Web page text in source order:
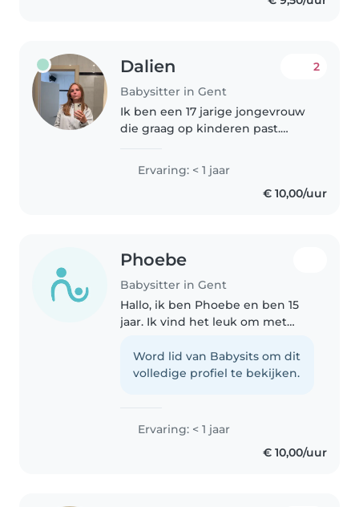
Dalien
Babysitter in Gent
2
Ik ben een 17 jarige jongevrouw
die graag op kinderen past.
ervaring heb, ben ik
verantwoordelijk, zorgzaam en
sportief. Ik kan goed overweg
Ervaring: < 1 jaar
€ 10,00/uur
Phoebe
Babysitter in Gent
Hallo, ik ben Phoebe en ben 15
jaar. Ik vind het leuk om met
vriendelijk, verantwoordelijk, Ik
vind het leuk om met kinderen
Word lid van Babysits om dit
volledige profiel te bekijken.
Ervaring: < 1 jaar
€ 10,00/uur